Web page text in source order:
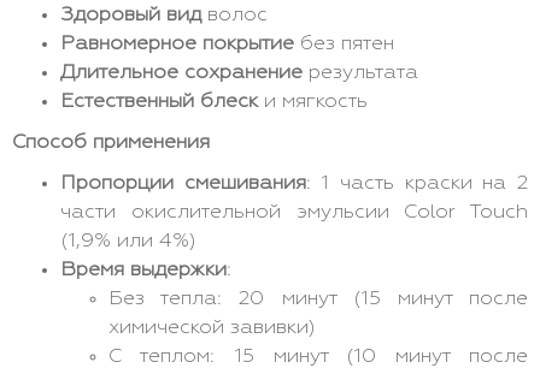
Здоровый видволос
Равномерное покрытие без пятен
Длительное сохранение результата
Естественный блески мягкость
Способ применения
Пропорции смешивания: 1 часть краски на 2
части окислительной эмульсии Color Touch
(1,9% или 4%)
Время выдержки:
Без тепла: 20 минут (15 минут после
химической завивки)
С теплом: 15 минут (10 минут после